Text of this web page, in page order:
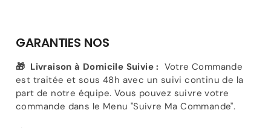
GARANTIES NOS
🎁 Livraison à Domicile Suivie : Votre Commande
est traitée et sous 48h avec un suivi continu de la
part de notre équipe. Vous pouvez suivre votre
commande dans le Menu "Suivre Ma Commande".